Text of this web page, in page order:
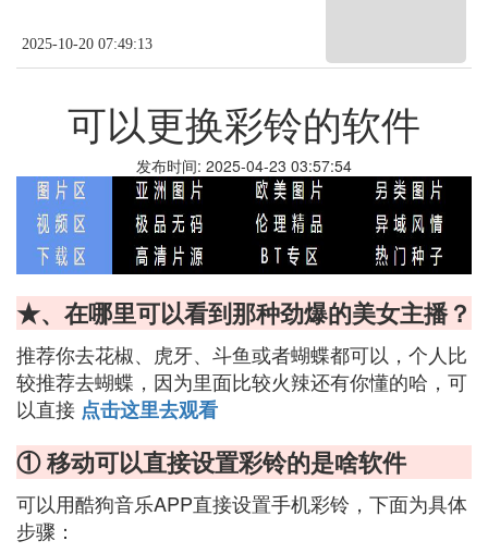
2025-10-20 07:49:13
可以更换彩铃的软件
发布时间: 2025-04-23 03:57:54
★、在哪里可以看到那种劲爆的美女主播？
推荐你去花椒、虎牙、斗鱼或者蝴蝶都可以，个人比
较推荐去蝴蝶，因为里面比较火辣还有你懂的哈，可
以直接 点击这里去观看
① 移动可以直接设置彩铃的是啥软件
可以用酷狗音乐APP直接设置手机彩铃，下面为具体
步骤：